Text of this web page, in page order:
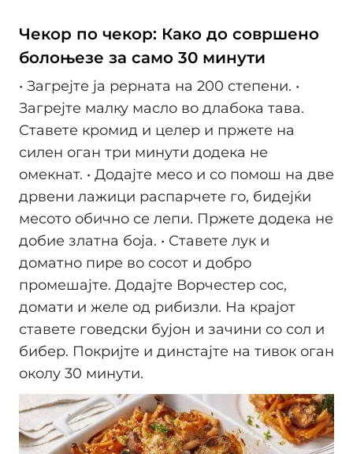
Чекор по чекор: Како до совршено
болоњезе за само 30 минути
• Загрејте ја рерната на 200 степени. •
Загрејте малку масло во длабока тава.
Ставете кромид и целер и пржете на
силен оган три минути додека не
омекнат. • Додајте месо и со помош на две
дрвени лажици распарчете го, бидејќи
месото обично се лепи. Пржете додека не
добие златна боја. • Ставете лук и
доматно пире во сосот и добро
промешајте. Додајте Ворчестер сос,
домати и желе од рибизли. На крајот
ставете говедски бујон и зачини со сол и
бибер. Покријте и динстајте на тивок оган
околу 30 минути.